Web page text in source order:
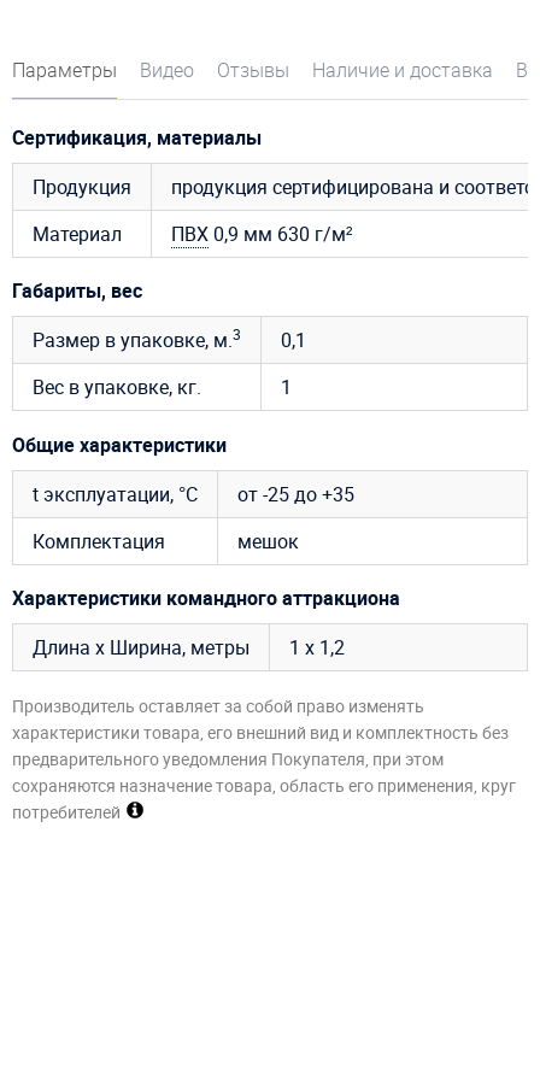
Параметры Видео Отзывы Наличие и доставка
Сертификация, материалы
Продукция
продукция сертифицирована и
Материал
ПВХ0,9 мм 630 г/м²
Габариты, вес
Размер в упаковке, м.3
0,1
Вес в упаковке, кг.
1
Общие характеристики
t эксплуатации, °C
от -25 до +35
Комплектация
мешок
Характеристики командного аттракциона
Длина х Ширина, метры
1 х 1,2
Производитель оставляет за собой право изменять
характеристики товара, его внешний вид и комплектность без
предварительного уведомления Покупателя, при этом
сохраняются назначение товара, область его применения, круг
потребителей